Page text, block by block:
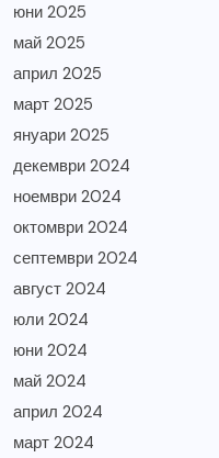
юни 2025
май 2025
април 2025
март 2025
януари 2025
декември 2024
ноември 2024
октомври 2024
септември 2024
август 2024
юли 2024
юни 2024
май 2024
април 2024
март 2024